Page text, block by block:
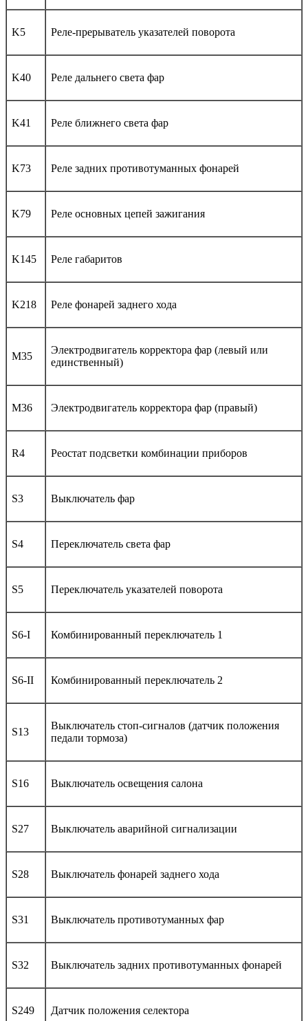
K5 Реле-прерыватель указателей поворота
K40 Реле дальнего света фар
K41 Реле ближнего света фар
K73 Реле задних противотуманных фонарей
K79 Реле основных цепей зажигания
K145 Реле габаритов
K218 Реле фонарей заднего хода
M35
Электродвигатель корректора фар (левый или
единственный)
M36 Электродвигатель корректора фар (правый)
R4 Реостат подсветки комбинации приборов
S3 Выключатель фар
S4 Переключатель света фар
S5 Переключатель указателей поворота
S6-I Комбинированный переключатель 1
S6-II Комбинированный переключатель 2
S13
Выключатель стоп-сигналов (датчик положения
педали тормоза)
S16 Выключатель освещения салона
S27 Выключатель аварийной сигнализации
S28 Выключатель фонарей заднего хода
S31 Выключатель противотуманных фар
S32 Выключатель задних противотуманных фонарей
S249 Датчик положения селектора